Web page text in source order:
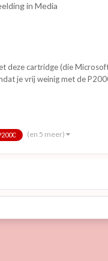
in Media
deze cartridge (die
je vrij weinig met de
(en 5 meer)